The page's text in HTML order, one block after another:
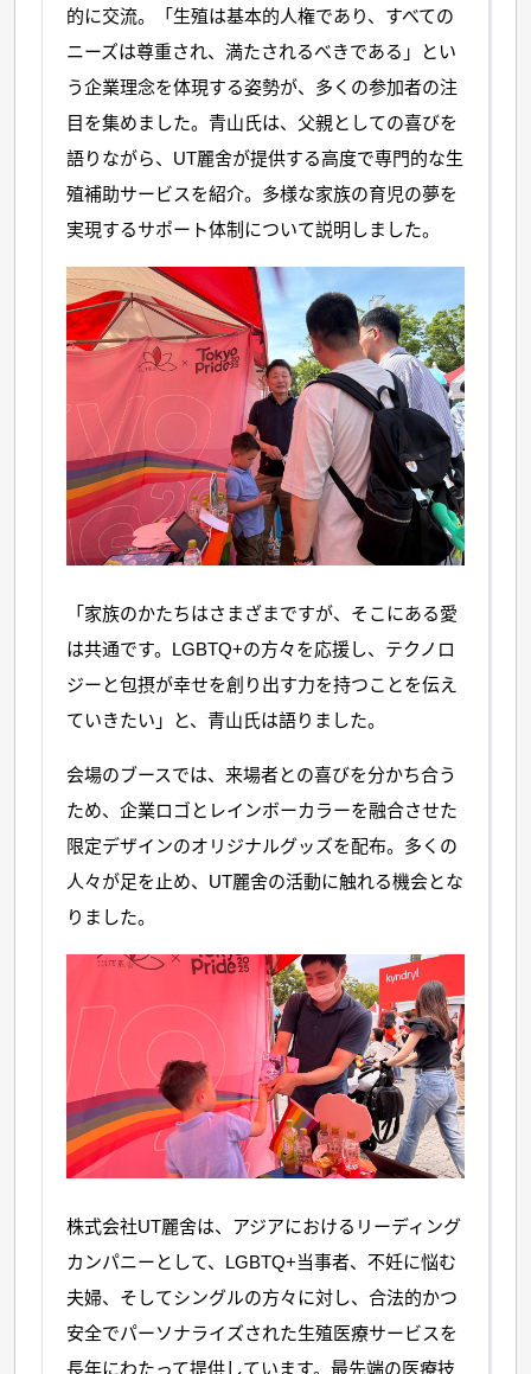
的に交流。「生殖は基本的人権であり、すべての
ニーズは尊重され、満たされるべきである」とい
う企業理念を体現する姿勢が、多くの参加者の注
目を集めました。青山氏は、父親としての喜びを
語りながら、UT麗舍が提供する高度で専門的な生
殖補助サービスを紹介。多様な家族の育児の夢を
実現するサポート体制について説明しました。
「家族のかたちはさまざまですが、そこにある愛
は共通です。LGBTQ+の方々を応援し、テクノロ
ジーと包摂が幸せを創り出す力を持つことを伝え
ていきたい」と、青山氏は語りました。
会場のブースでは、来場者との喜びを分かち合う
ため、企業ロゴとレインボーカラーを融合させた
限定デザインのオリジナルグッズを配布。多くの
人々が足を止め、UT麗舍の活動に触れる機会とな
りました。
株式会社UT麗舍は、アジアにおけるリーディング
カンパニーとして、LGBTQ+当事者、不妊に悩む
夫婦、そしてシングルの方々に対し、合法的かつ
安全でパーソナライズされた生殖医療サービスを
長年にわたって提供しています。最先端の医療技